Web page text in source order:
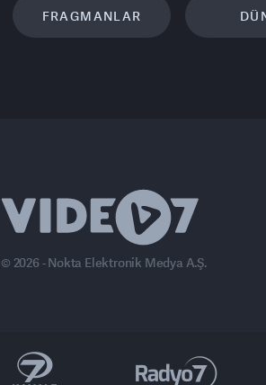
FRAGMANLAR
© 2026 - Nokta Elektronik Medya A.Ş.
TV Haber7